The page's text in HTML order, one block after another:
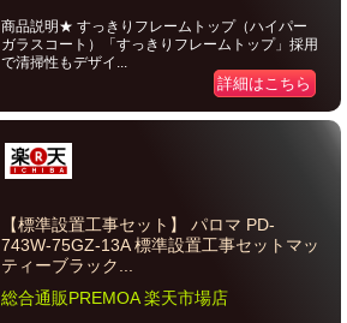
商品説明★ すっきりフレームトップ（ハイパー
ガラスコート）「すっきりフレームトップ」採用
で清掃性もデザイ...
詳細はこちら
【標準設置工事セット】 パロマ PD-
743W-75GZ-13A 標準設置工事セットマッ
ティーブラック...
総合通販PREMOA 楽天市場店